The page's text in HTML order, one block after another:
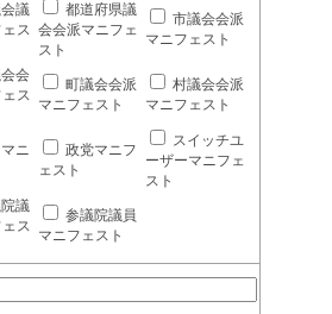
議
ス
都道府県議
会会派マニフェ
スト
市議会会派
マニフェスト
会
ス
町議会会派
マニフェスト
村議会会派
マニフェスト
ニ
政党マニフ
ェスト
スイッチユ
ーザーマニフェ
スト
議
ス
参議院議員
マニフェスト